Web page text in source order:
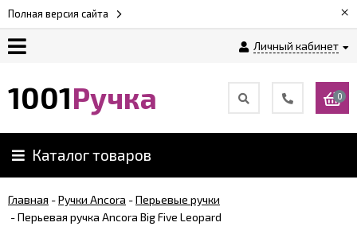
Полная версия сайта ×
Личный кабинет
Возврат
1001Ручка 0
Каталог товаров
Главная -Ручки Ancora -Перьевые ручки
-Перьевая ручка Ancora Big Five Leopard